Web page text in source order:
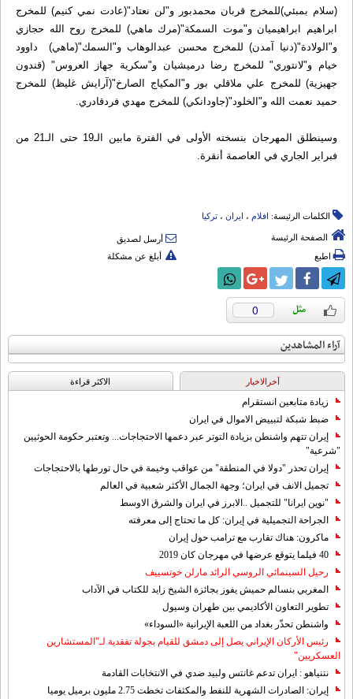
(سلام بمبئي)للمخرج قربان محمدبور و"لن نعتاد"(عادت نمي كنيم) للمخرج
ابراهيم ابراهيميان و"موت السمكة"(مرك ماهي) للمخرج روح الله حجازي
و"الولادة"(دنيا آمدن) للمخرج محسن عبدالوهاب و"السمك"(ماهي) داوود
خيام و"لانتوري" للمخرج رضا درميشيان و"سكرية جهاز العروس" (قندون
جهيزية) للمخرج علي ملاقلي بور و"المكياج الصارخ"(آرايش غليظ) للمخرج
حميد نعمت الله و"الخلود"(جاودانكي) للمخرج مهدي فردقادري.
وسينطلق المهرجان بنسخته الأولى في الفترة مابين الـ19 حتى الـ21 من
فبراير الجاري في العاصمة أنقرة.
الكلمات الرئيسة: افلام ، ایران ، ترکیا
الصفحة الرئيسة
أرسل لصديق
اطبع
أبلغ عن مشكلة
0
آراء المشاهدين
آخرالاخبار الاکثر قراءة
زيادة متابعين انستقرام
ضبط شبكة لتبييض الاموال في ايران
إيران تتهم واشنطن بزيادة التوتر عبر دعمها الاحتجاجات... وتعتبر حكومة الحوثيين
"شرعية"
إيران تحذر "دولا في المنطقة" من عواقب وخيمة في حال تورطها بالاحتجاجات
تجميل الانف في ايران؛ وجهة الجمال الأكثر شعبية في العالم
"نوين ايرانا" للتجميل ..الابرز في ايران والشرق الاوسط
الجراحة التجميلية في إيران: كل ما تحتاج إلى معرفته
ماكرون: هناك تقارب مع ترامب حول إيران
40 فيلما يتوقع عرضها في مهرجان كان 2019
رحيل السينمائي الروسي الرائد مارلن خوتسييف
المغربي بنسالم حميش يفوز بجائزة الشيخ زايد للكتاب في الآداب
تطوير التعاون الأكاديمي بين طهران وسيول
واشنطن تحذّر بغداد من اللعبة الإيرانية «السوداء»
رئيس الأركان الإيراني يصل إلى دمشق للقيام بجولة تفقدية لـ"المستشارين
العسكريين"
نتنياهو : ايران تدعم غانتس ولبيد ضدي في الانتخابات القادمة
إيران: الصادرات الشهریة للنفط والمكثفات تخطت 2.75 مليون برميل يوميا